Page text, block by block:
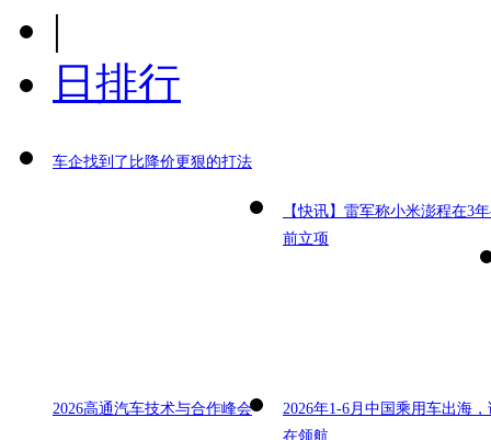
|
日排行
车企找到了比降价更狠的打法
【快讯】雷军称小米澎程在3
前立项
2026高通汽车技术与合作峰会
2026年1-6月中国乘用车出海，
在领航